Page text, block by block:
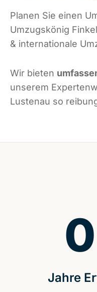
Planen Sie einen
Umzugskönig
& internationale
Wir bieten
unserem
Lustenau so
Jahre
0